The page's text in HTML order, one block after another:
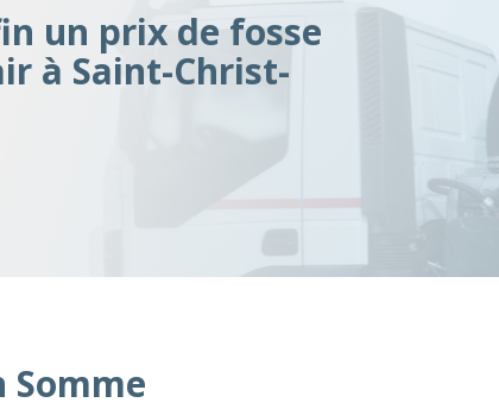
un prix de fosse
à Saint-Christ-
Somme